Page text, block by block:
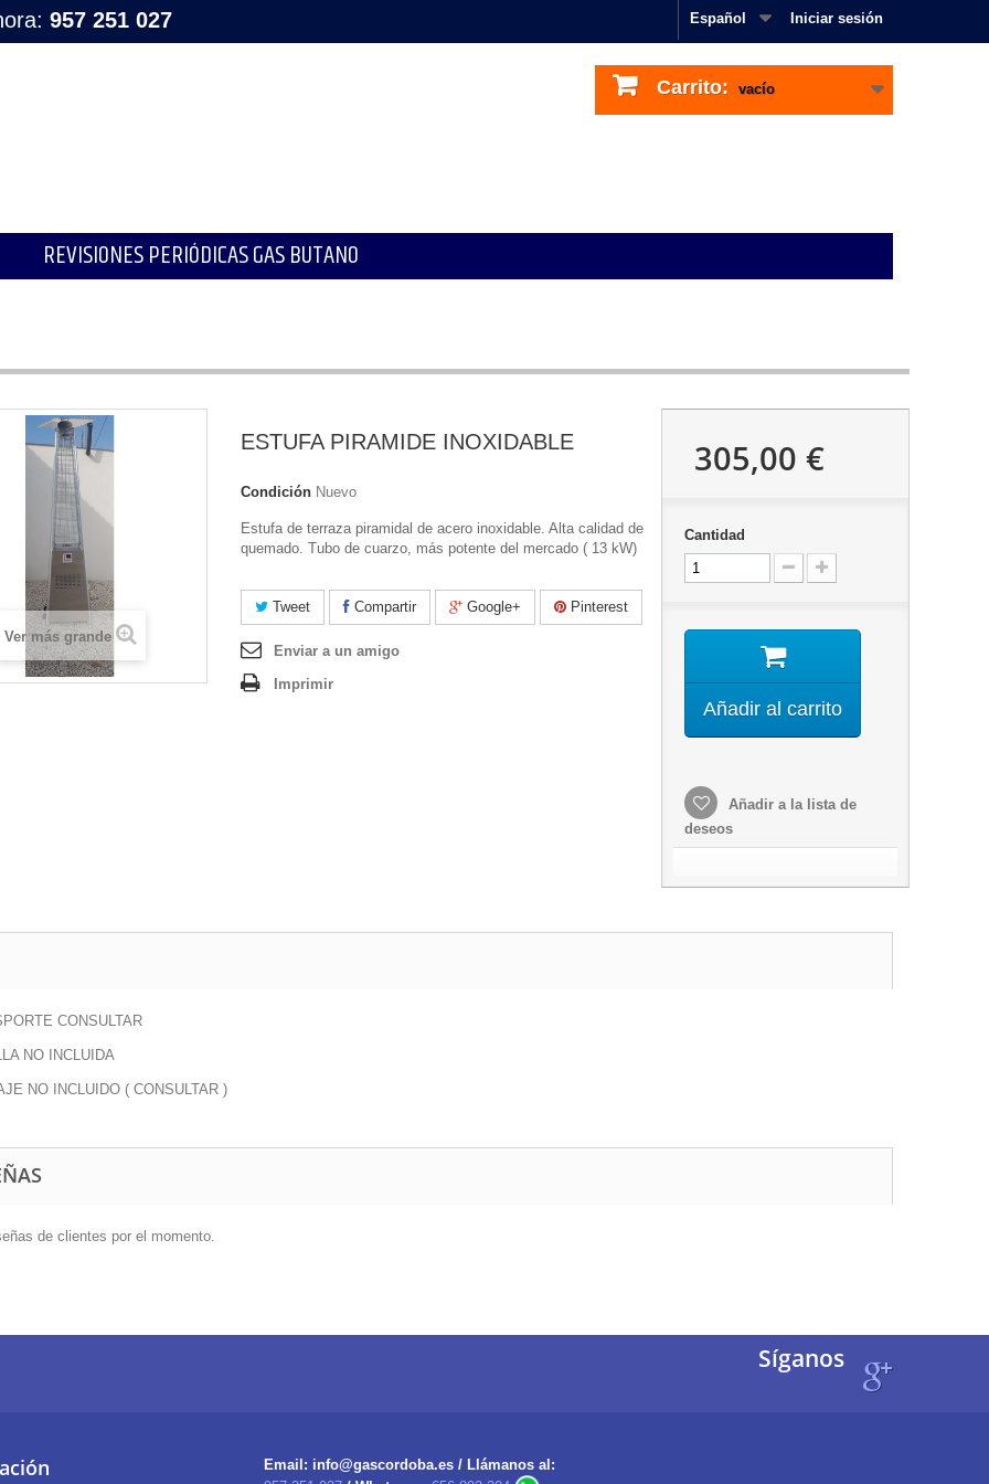
Iniciar sesión
Español
957 251 027
Carrito: vacío
REVISIONES PERIÓDICAS GAS BUTANO
Ver más grande
ESTUFA PIRAMIDE INOXIDABLE
Condición Nuevo
Estufa de terraza piramidal de acero inoxidable. Alta calidad de
quemado. Tubo de cuarzo, más potente del mercado ( 13 kW)
Tweet Compartir Google+ Pinterest
Enviar a un amigo
Imprimir
305,00 €
Cantidad
Añadir al carrito
Añadir a la lista de
deseos
CONSULTAR
NO INCLUIDA
NO INCLUIDO ( CONSULTAR )
de clientes por el momento.
Síganos
Email: info@gascordoba.es / Llámanos al: